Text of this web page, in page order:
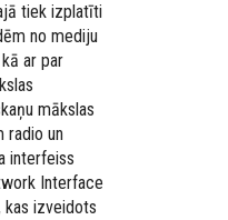
tiek izplatīti
no mediju
ar par
mākslas
radio un
interfeiss
Interface
kas izveidots